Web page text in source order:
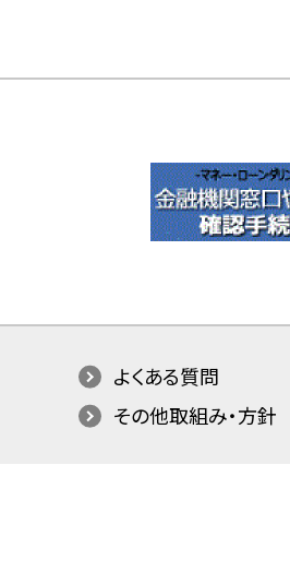
よくある質問
その他取組み・方針